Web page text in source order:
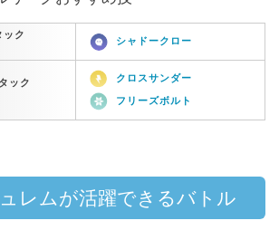
ック
シャドークロー
ック
クロスサンダー
フリーズボルト
レムが活躍できるバトル